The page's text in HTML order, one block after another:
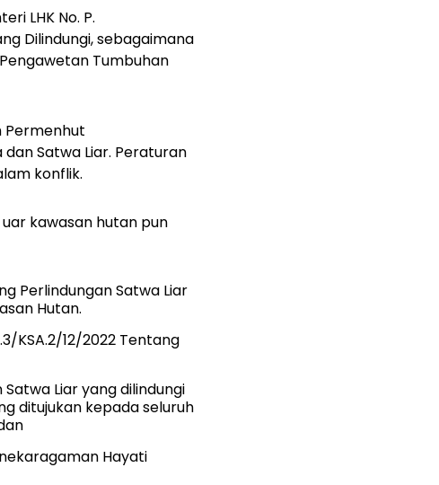
LHK No. P.
Dilindungi, sebagaimana
Tumbuhan
Permenhut
Satwa Liar. Peraturan
konflik.
kawasan hutan pun
Perlindungan Satwa Liar
Hutan.
KSA.2/12/2022 Tentang
Satwa Liar yang dilindungi
ditujukan kepada seluruh
Hayati